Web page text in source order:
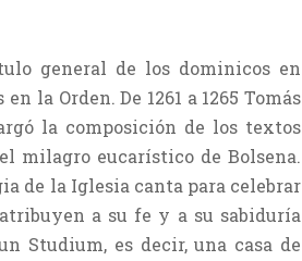
general de los dominicos en
la Orden. De 1261 a 1265 Tomás
la composición de los textos
milagro eucarístico de Bolsena.
de la Iglesia canta para celebrar
a su fe y a su sabiduría
Studium, es decir, una casa de